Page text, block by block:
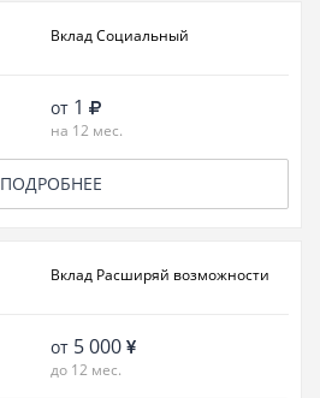
Вклад Социальный
от 1
на 12 мес.
ПОДРОБНЕЕ
Вклад Расширяй возможности
от 5 000
до 12 мес.